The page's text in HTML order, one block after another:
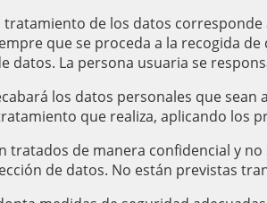
tratamiento de los datos corresponde
que se proceda a la recogida
datos. La persona usuaria se
los datos personales que
que realiza, aplicando los
tratados de manera confidencial y
de datos. No están previstas